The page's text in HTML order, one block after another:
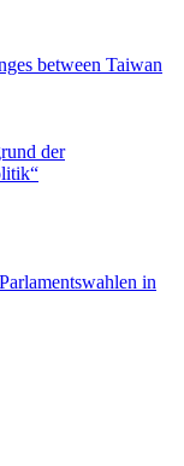
between Taiwan
der
in